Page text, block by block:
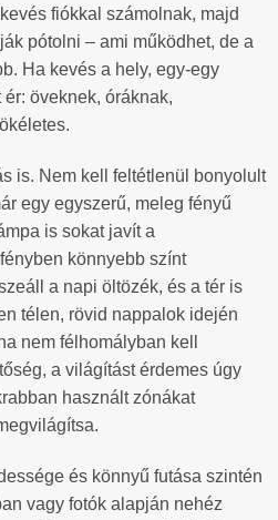
fiókkal számolnak, majd
pótolni – ami működhet, de a
Ha kevés a hely, egy-egy
öveknek, óráknak,
is. Nem kell feltétlenül bonyolult
egy egyszerű, meleg fényű
is sokat javít a
könnyebb színt
a napi öltözék, és a tér is
télen, rövid nappalok idején
nem félhomályban kell
a világítást érdemes úgy
használt zónákat
és könnyű futása szintén
vagy fotók alapján nehéz